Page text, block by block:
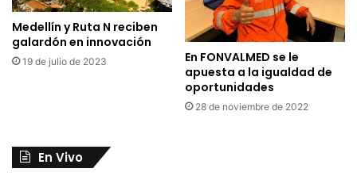
Medellín y Ruta N reciben
galardón en innovación
19 de julio de 2023
En FONVALMED se le
apuesta a la igualdad de
oportunidades
28 de noviembre de 2022
En Vivo